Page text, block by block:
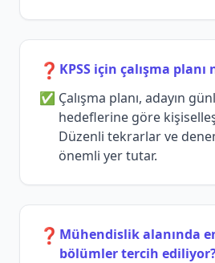
❓ KPSS için çalışma planı
Çalışma planı, adayın
hedeflerine göre
Düzenli tekrarlar ve
önemli yer tutar.
❓ Mühendislik alanında
bölümler tercih